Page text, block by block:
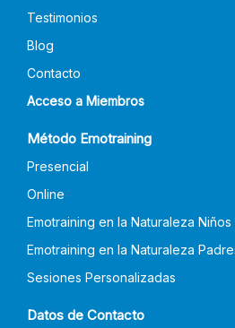
Testimonios
Blog
Contacto
Acceso a Miembros
Método Emotraining
Presencial
Online
Emotraining en la Naturaleza Niños
Emotraining en la Naturaleza
Sesiones Personalizadas
Datos de Contacto